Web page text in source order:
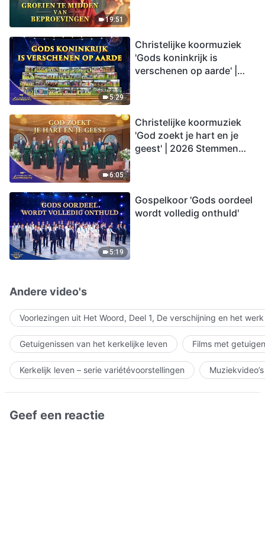
19:51
5:29
Christelijke koormuziek
'Gods koninkrijk is
verschenen op aarde' |
6:05
Christelijke koormuziek
'God zoekt je hart en je
geest' | 2026 Stemmen
5:19
Gospelkoor 'Gods oordeel
wordt volledig onthuld'
Andere video's
Voorlezingen uit Het Woord, Deel 1, De verschijning en het
Getuigenissen van het kerkelijke leven Films met
Kerkelijk leven – serie variétévoorstellingen Muziekvideo’s
Geef een reactie